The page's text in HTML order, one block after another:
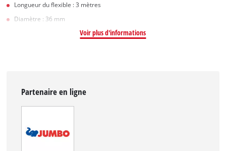
Longueur du flexible : 3 mètres
Diamètre : 36 mm
Voir plus d'informations
Partenaire en ligne